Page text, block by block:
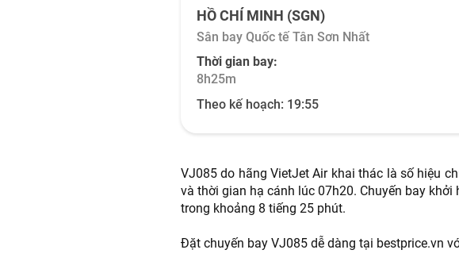
HỒ CHÍ MINH (SGN)
Sân bay Quốc tế Tân Sơn Nhất
Thời gian bay:
8h25m
Theo kế hoạch: 19:55
VJ085 do hãng VietJet Air khai thác là số hiệu
và thời gian hạ cánh lúc 07h20. Chuyến bay
trong khoảng 8 tiếng 25 phút.
Đặt chuyến bay VJ085 dễ dàng tại bestprice.vn